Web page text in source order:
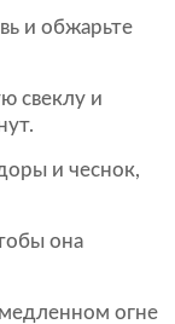
и обжарьте
свеклу и
и чеснок,
она
огне